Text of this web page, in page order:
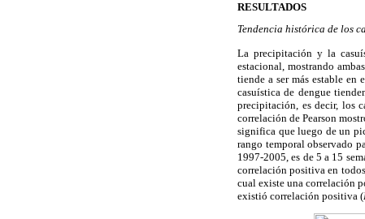
RESULTADOS
Tendencia histórica de los
La precipitación y la
estacional, mostrando
tiende a ser más estable en
casuística de dengue
precipitación, es decir, los
correlación de Pearson
significa que luego de un
rango temporal observado
1997-2005, es de 5 a 15
correlación positiva en
cual existe una correlación
existió correlación positiva (